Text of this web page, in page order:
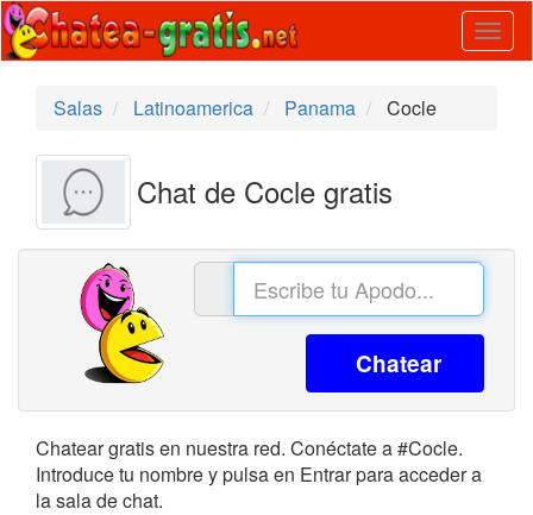
Salas
Latinoamerica Panama Cocle
Chat de Cocle gratis
Chatear
Chatear gratis en nuestra red. Conéctate a #Cocle.
Introduce tu nombre y pulsa en Entrar para acceder a
la sala de chat.